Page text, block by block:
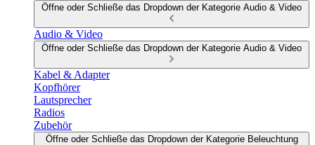
Öffne oder Schließe das Dropdown der Kategorie Audio & Video
Audio & Video
Öffne oder Schließe das Dropdown der Kategorie Audio & Video
Kabel & Adapter
Kopfhörer
Lautsprecher
Radios
Zubehör
Öffne oder Schließe das Dropdown der Kategorie Beleuchtung